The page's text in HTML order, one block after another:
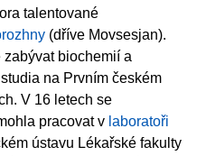
talentované
(dříve Movsesjan).
biochemií a
na Prvním českém
V 16 letech se
pracovat v laboratoři
ústavu Lékařské fakulty